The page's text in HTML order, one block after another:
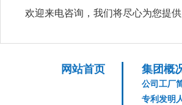
欢迎来电咨询，我们将尽心为您提供
网站首页 集团概
公司工厂
专利发明